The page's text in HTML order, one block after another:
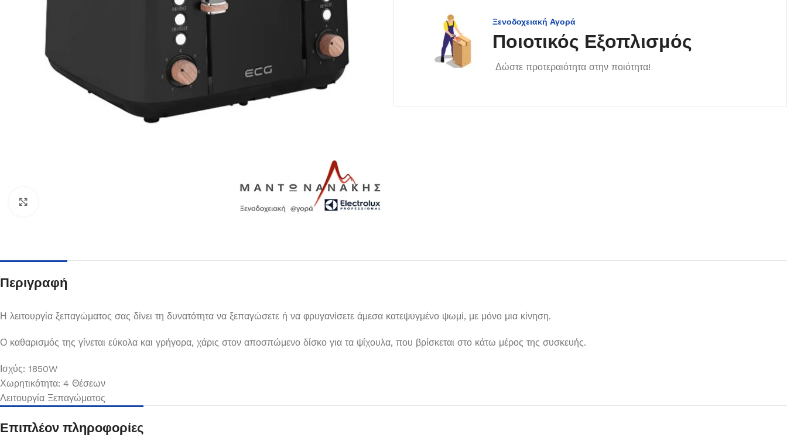
Πιάτα
Δείτε Περισσότερα
Ξενοδοχειακή Αγορά
Ποιοτικός Εξοπλισμός
Δώστε προτεραιότητα στην ποιότητα!
Περιγραφή
Η λειτουργία ξεπαγώματος σας δίνει τη δυνατότητα να ξεπαγώσετε ή να φρυγανίσετε άμεσα κατεψυγμένο ψωμί, με μόνο μια κίνηση.
Ο καθαρισμός της γίνεται εύκολα και γρήγορα, χάρις στον αποσπώμενο δίσκο για τα ψίχουλα, που βρίσκεται στο κάτω μέρος της συσκευής.
Ισχύς: 1850W
Χωρητικότητα: 4 Θέσεων
Λειτουργία Ξεπαγώματος
Επιπλέον πληροφορίες